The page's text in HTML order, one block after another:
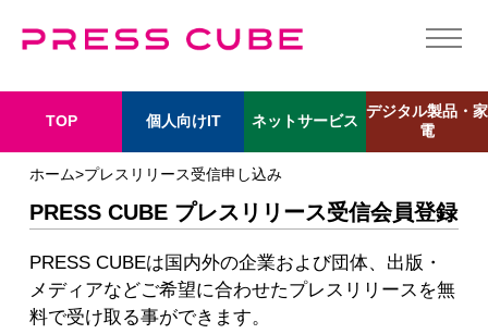
TOP 個人向けIT ネットサービス
デジタル製品・家
電
ホーム>プレスリリース受信申し込み
PRESS CUBE プレスリリース受信会員登録
PRESS CUBEは国内外の企業および団体、出版・
メディアなどご希望に合わせたプレスリリースを無
料で受け取る事ができます。